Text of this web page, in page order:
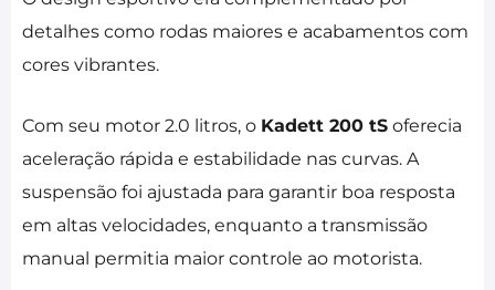
detalhes como rodas maiores e acabamentos com
cores vibrantes.
Com seu motor 2.0 litros, o Kadett 200 tS oferecia
aceleração rápida e estabilidade nas curvas. A
suspensão foi ajustada para garantir boa resposta
em altas velocidades, enquanto a transmissão
manual permitia maior controle ao motorista.